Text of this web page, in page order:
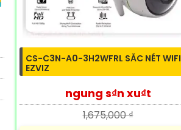
CS-C3N-A0-3H2WFRL SẮC NÉT WIFI
EZVIZ
ngung s₫n xu₫t
1,675,000 ₫